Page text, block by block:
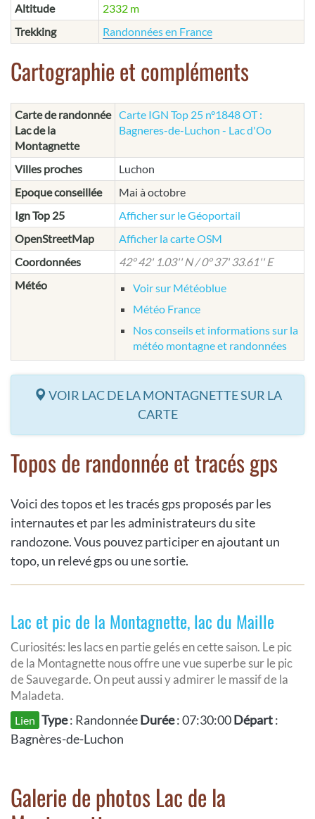
Altitude
2332 m
Trekking
Randonnées en France
Cartographie et compléments
Carte de randonnée
Lac de la
Montagnette
Carte IGN Top 25 n°1848 OT :
Bagneres-de-Luchon - Lac d'Oo
Villes proches
Luchon
Epoque conseillée
Mai à octobre
Ign Top 25
Afficher sur le Géoportail
OpenStreetMap
Afficher la carte OSM
Coordonnées
42° 42' 1.03'' N / 0° 37' 33.61'' E
Météo
Voir sur Météoblue
Météo France
Nos conseils et informations sur la
météo montagne et randonnées
VOIR LAC DE LA MONTAGNETTE SUR LA
CARTE
Topos de randonnée et tracés gps
Voici des topos et les tracés gps proposés par les
internautes et par les administrateurs du site
randozone. Vous pouvez participer en ajoutant un
topo, un relevé gps ou une sortie.
Lac et pic de la Montagnette, lac du Maille
Curiosités: les lacs en partie gelés en cette saison. Le pic
de la Montagnette nous offre une vue superbe sur le pic
de Sauvegarde. On peut aussi y admirer le massif de la
Maladeta.
Lien Type: RandonnéeDurée: 07:30:00Départ:
Bagnères-de-Luchon
Galerie de photos Lac de la